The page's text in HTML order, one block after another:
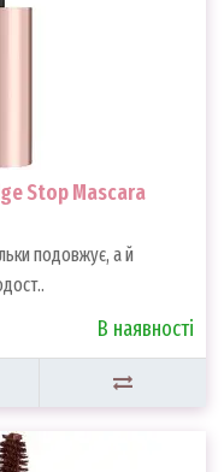
Stop Mascara
подовжує, а й
В наявності